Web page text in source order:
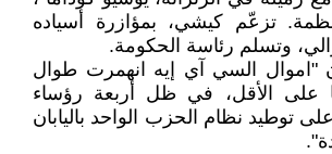
تزعّم كيشي، بمؤازرة أسياده
وتسلم رئاسة الحكومة.
"اموال السي آي إيه انهمرت طوال
الأقل، في ظل أربعة رؤساء
توطيد نظام الحزب الواحد باليابان